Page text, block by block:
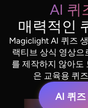
AI 퀴
매력적인
Magiclight AI 퀴즈
랙티브 상식 영상으
를 제작하지 않아도
은 교육용 퀴
AI 퀴즈